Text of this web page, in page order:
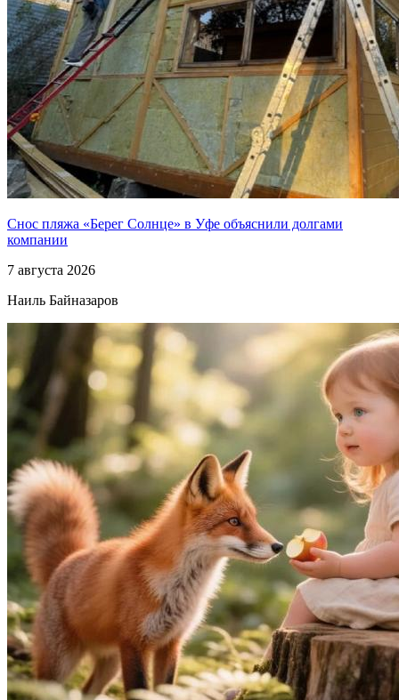
Снос пляжа «Берег Солнце» в Уфе объяснили долгами
компании
7 августа 2026
Наиль Байназаров